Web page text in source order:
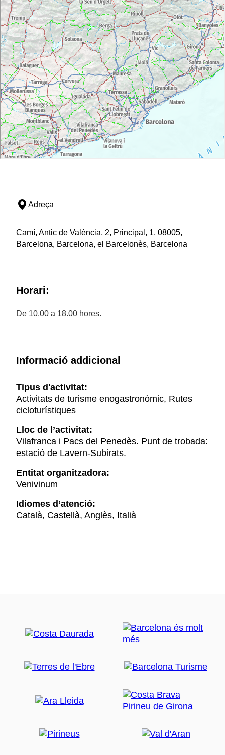
Adreça
Camí, Antic de València, 2, Principal, 1, 08005,
Barcelona, Barcelona, el Barcelonès, Barcelona
Horari:
De 10.00 a 18.00 hores.
Informació addicional
Tipus d'activitat:
Activitats de turisme enogastronòmic, Rutes
cicloturístiques
Lloc de l’activitat:
Vilafranca i Pacs del Penedès. Punt de trobada:
estació de Lavern-Subirats.
Entitat organitzadora:
Venivinum
Idiomes d’atenció:
Català, Castellà, Anglès, Italià